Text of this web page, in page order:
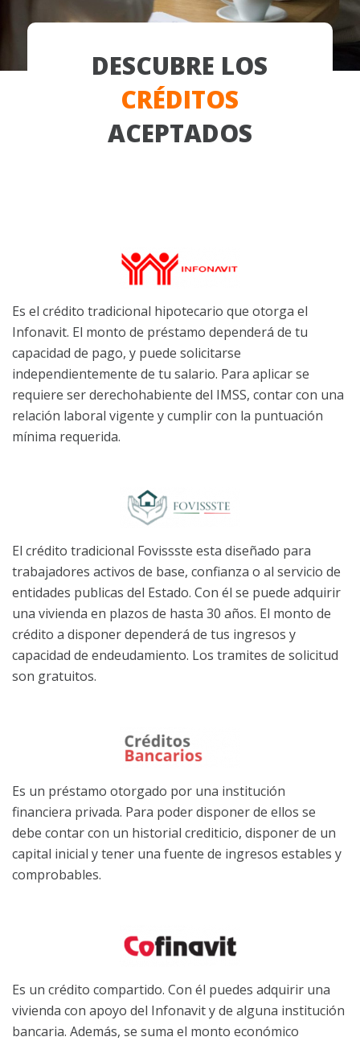
DESCUBRE LOS
CRÉDITOS
ACEPTADOS
Es el crédito tradicional hipotecario que otorga el
Infonavit. El monto de préstamo dependerá de tu
capacidad de pago, y puede solicitarse
independientemente de tu salario. Para aplicar se
requiere ser derechohabiente del IMSS, contar con una
relación laboral vigente y cumplir con la puntuación
mínima requerida.
El crédito tradicional Fovissste esta diseñado para
trabajadores activos de base, confianza o al servicio de
entidades publicas del Estado. Con él se puede adquirir
una vivienda en plazos de hasta 30 años. El monto de
crédito a disponer dependerá de tus ingresos y
capacidad de endeudamiento. Los tramites de solicitud
son gratuitos.
Es un préstamo otorgado por una institución
financiera privada. Para poder disponer de ellos se
debe contar con un historial crediticio, disponer de un
capital inicial y tener una fuente de ingresos estables y
comprobables.
Es un crédito compartido. Con él puedes adquirir una
vivienda con apoyo del Infonavit y de alguna institución
bancaria. Además, se suma el monto económico